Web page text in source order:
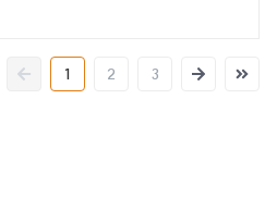
1 2 3